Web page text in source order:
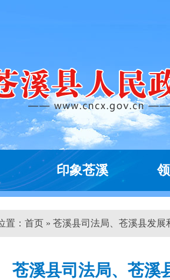
印象苍溪
置： 首页 » 苍溪县司法局、苍溪县发展
苍溪县司法局、苍溪